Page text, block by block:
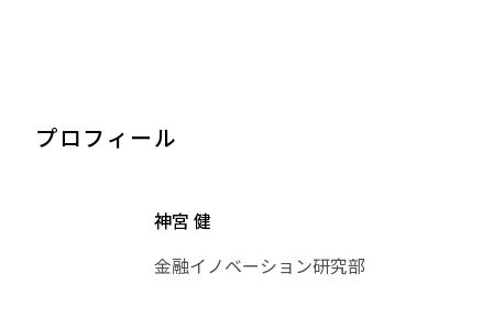
プロフィール
神宮 健
金融イノベーション研究部